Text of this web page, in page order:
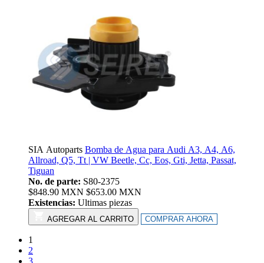
SIA Autoparts Bomba de Agua para Audi A3, A4, A6,
Allroad, Q5, Tt | VW Beetle, Cc, Eos, Gti, Jetta, Passat,
Tiguan
No. de parte: S80-2375
$848.90 MXN $653.00 MXN
Existencias: Ultimas piezas
AGREGAR AL CARRITO COMPRAR AHORA
1
2
3